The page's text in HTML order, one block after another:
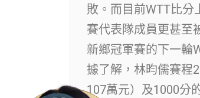
敗。而目前WTT比分
賽代表隊成員更甚至
新鄉冠軍賽的下一輪
據了解，林昀儒賽程
107萬元）及1000分